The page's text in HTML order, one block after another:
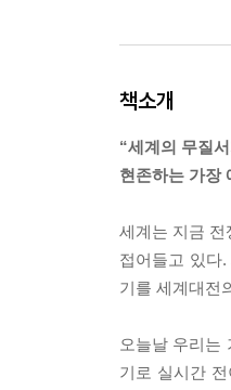
책소개
“세계의 무질
현존하는 가장
세계는 지금
접어들고 있다
기를 세계대전
오늘날 우리는
기로 실시간